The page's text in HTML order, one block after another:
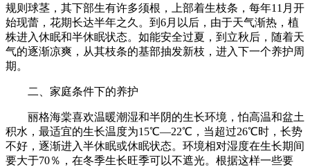
规则球茎，其下部生有许多须根，上部着生枝条，每年11月开
始现蕾，花期长达半年之久。到6月以后，由于天气渐热，植
株进入休眠和半休眠状态。如能安全过夏，到立秋后，随着天
气的逐渐凉爽，从其枝条的基部抽发新枝，进入下一个养护周
期。
二、家庭条件下的养护
丽格海棠喜欢温暖潮湿和半阴的生长环境，怕高温和盆土
积水，最适宜的生长温度为15℃—22℃，当超过26℃时，长势
不好，逐渐进入半休眠或休眠状态。环境相对湿度在生长期间
要大于70％，在冬季生长旺季可以不遮光。根据这样一些要